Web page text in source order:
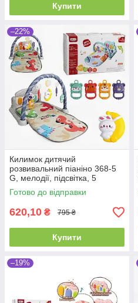
Купити
–22%
Килимок дитячий
розвивальний піаніно 368-5
G, мелодії, підсвітка, 5
підвісок, брязкальця
Готово до відправки
620,10 ₴ 795 ₴
Купити
–19%